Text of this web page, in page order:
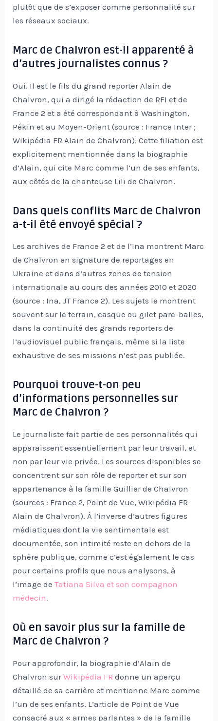
plutôt que de s’exposer comme personnalité sur
les réseaux sociaux.
Marc de Chalvron est-il apparenté à
d’autres journalistes connus ?
Oui. Il est le fils du grand reporter Alain de
Chalvron, qui a dirigé la rédaction de RFI et de
France 2 et a été correspondant à Washington,
Pékin et au Moyen-Orient (source : France Inter ;
Wikipédia FR Alain de Chalvron). Cette filiation est
explicitement mentionnée dans la biographie
d’Alain, qui cite Marc comme l’un de ses enfants,
aux côtés de la chanteuse Lili de Chalvron.
Dans quels conflits Marc de Chalvron
a-t-il été envoyé spécial ?
Les archives de France 2 et de l’Ina montrent Marc
de Chalvron en signature de reportages en
Ukraine et dans d’autres zones de tension
internationale au cours des années 2010 et 2020
(source : Ina, JT France 2). Les sujets le montrent
souvent sur le terrain, casque ou gilet pare-balles,
dans la continuité des grands reporters de
l’audiovisuel public français, même si la liste
exhaustive de ses missions n’est pas publiée.
Pourquoi trouve-t-on peu
d’informations personnelles sur
Marc de Chalvron ?
Le journaliste fait partie de ces personnalités qui
apparaissent essentiellement par leur travail, et
non par leur vie privée. Les sources disponibles se
concentrent sur son rôle de reporter et sur son
appartenance à la famille Guillier de Chalvron
(sources : France 2, Point de Vue, Wikipédia FR
Alain de Chalvron). À l’inverse d’autres figures
médiatiques dont la vie sentimentale est
documentée, son intimité reste en dehors de la
sphère publique, comme c’est également le cas
pour certains profils que nous analysons, à
l’image deTatiana Silva et son compagnon
médecin.
Où en savoir plus sur la famille de
Marc de Chalvron ?
Pour approfondir, la biographie d’Alain de
Chalvron surWikipédia FR donne un aperçu
détaillé de sa carrière et mentionne Marc comme
l’un de ses enfants. L’article de Point de Vue
consacré aux « armes parlantes » de la famille